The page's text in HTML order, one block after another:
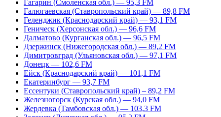
Гагарин (Смоленская обл.) — 95,3 FM
Галюгаевская (Ставропольский край) — 89,8 FM
Геленджик (Краснодарский край) — 93,1 FM
Геническ (Херсонская обл.) — 96,6 FM
Далматово (Курганская обл.) — 96,5 FM
Дзержинск (Нижегородская обл.) — 89,2 FM
Димитровград (Ульяновская обл.) — 97,1 FM
Донецк — 102,6 FM
Ейск (Краснодарский край) — 101,1 FM
Екатеринбург — 93,7 FM
Ессентуки (Ставропольский край) – 89,2 FM
Железногорск (Курская обл.) — 94,0 FM
Жердевка (Тамбовская обл.) — 103,3 FM